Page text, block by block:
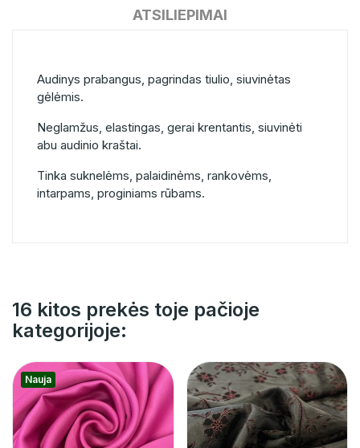
ATSILIEPIMAI
Audinys prabangus, pagrindas tiulio, siuvinėtas
gėlėmis.
Neglamžus, elastingas, gerai krentantis, siuvinėti
abu audinio kraštai.
Tinka suknelėms, palaidinėms, rankovėms,
intarpams, proginiams rūbams.
16 kitos prekės toje pačioje
kategorijoje:
Nauja